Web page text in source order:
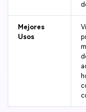
Mejores
Usos